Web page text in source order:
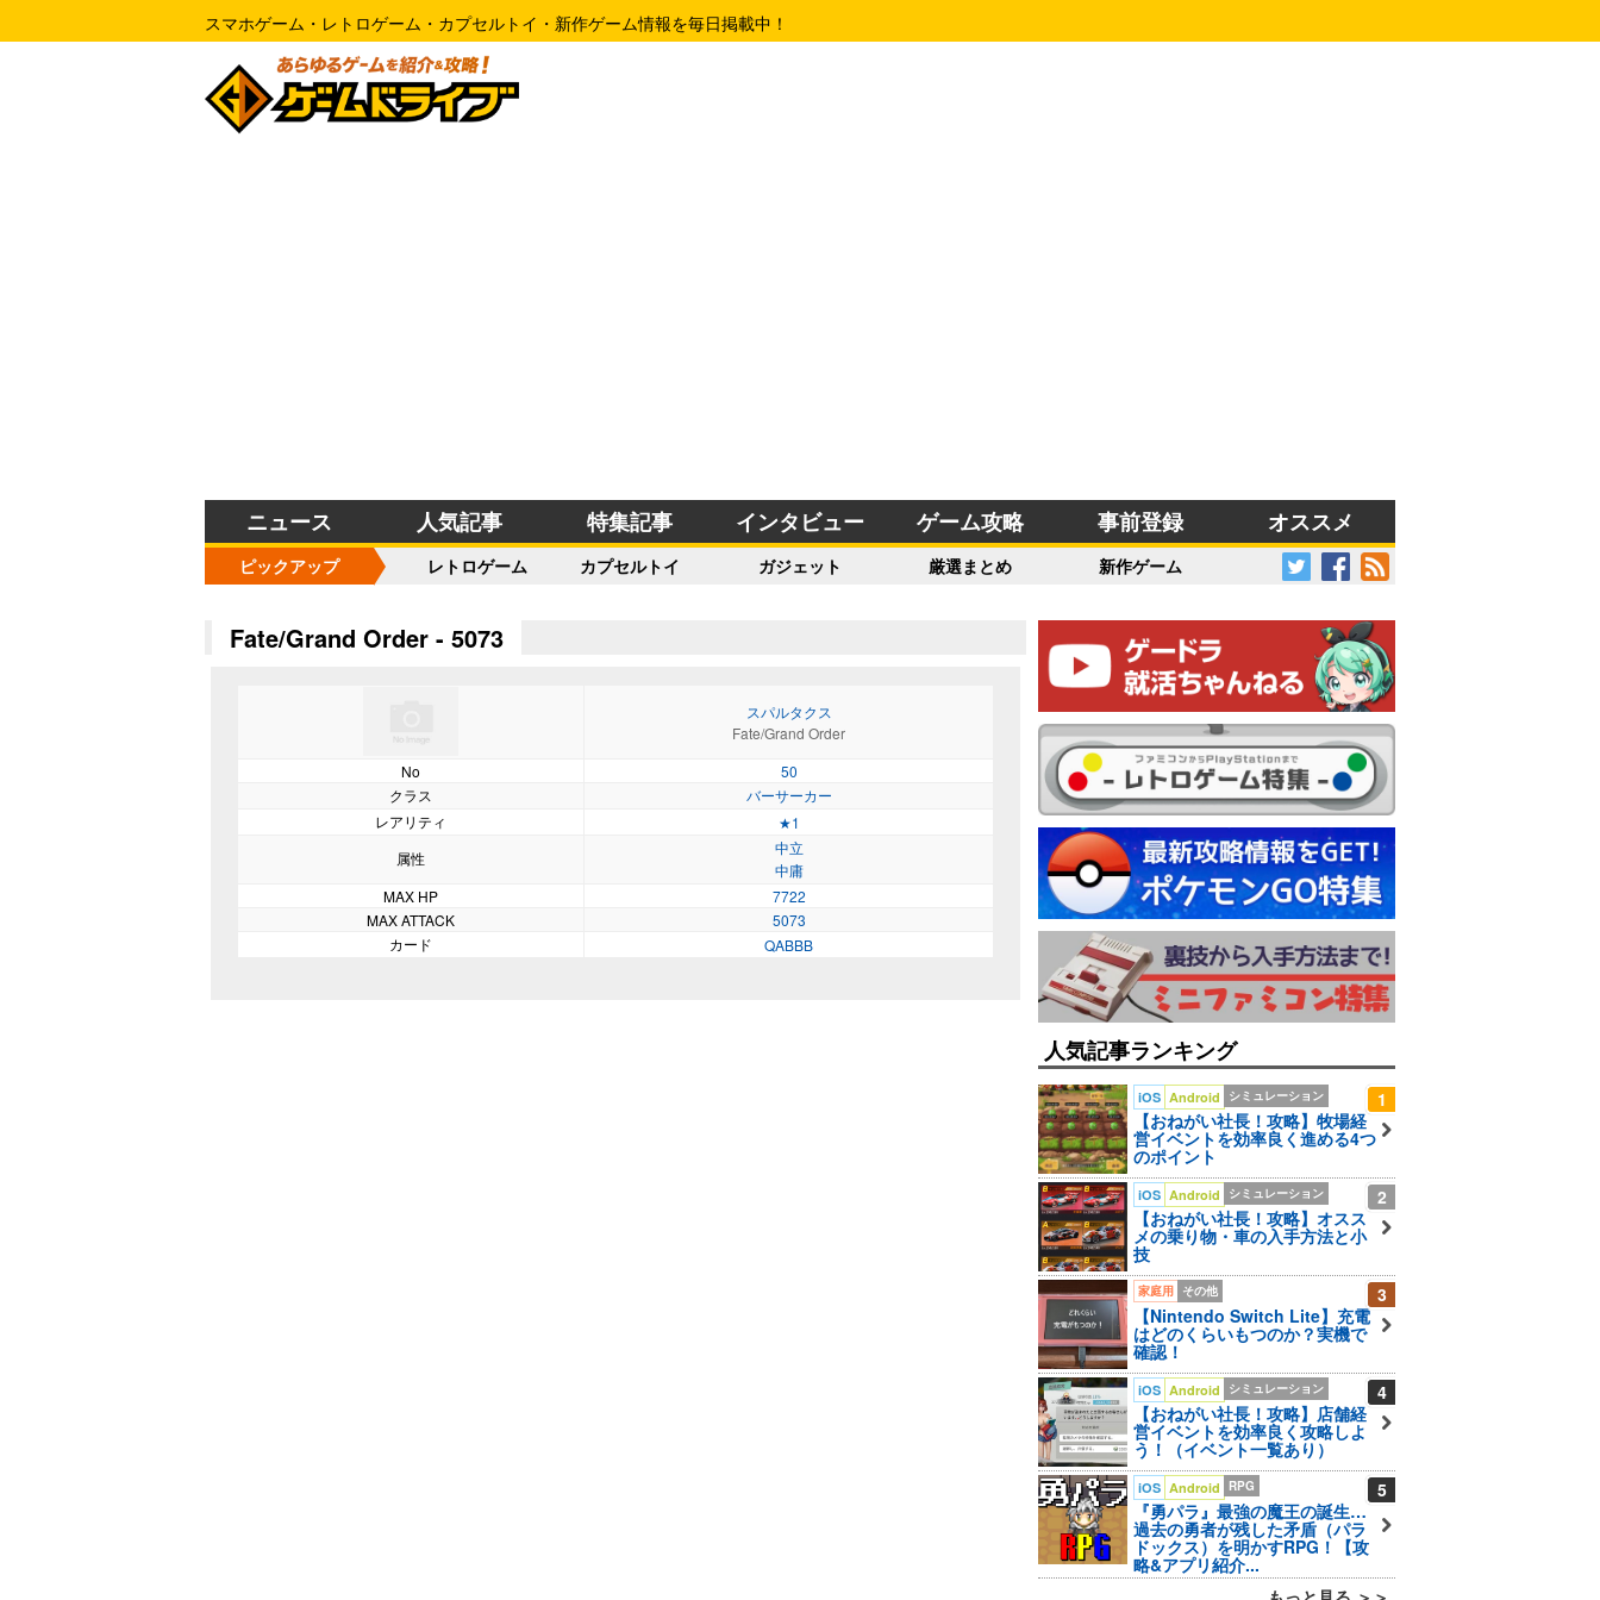
スマホゲーム・レトロゲーム・カプセルトイ・新作ゲーム情報を毎日掲載中！
ニュース 人気記事 特集記事 インタビュー ゲーム攻略 事前登録 オススメ
ピックアップ レトロゲーム カプセルトイ ガジェット 厳選まとめ 新作ゲーム
Fate/Grand Order - 5073
スパルタクス
Fate/Grand Order
No
50
クラス
バーサーカー
レアリティ
★1
属性
中立
中庸
MAX HP
7722
MAX ATTACK
5073
カード
QABBB
人気記事ランキング
1
iOS Android シミュレーション
【おねがい社長！攻略】牧場経
営イベントを効率良く進める4つ
のポイント
2
iOS Android シミュレーション
【おねがい社長！攻略】オスス
メの乗り物・車の入手方法と小
技
3
家庭用 その他
【Nintendo Switch Lite】充電
はどのくらいもつのか？実機で
確認！
4
iOS Android シミュレーション
【おねがい社長！攻略】店舗経
営イベントを効率良く攻略しよ
う！（イベント一覧あり）
5
iOS Android RPG
『勇パラ』最強の魔王の誕生…
過去の勇者が残した矛盾（パラ
ドックス）を明かすRPG！【攻
略&アプリ紹介...